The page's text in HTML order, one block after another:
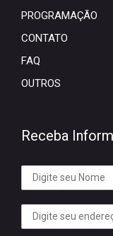
PROGRAMAÇÃO
CONTATO
FAQ
OUTROS
Receba